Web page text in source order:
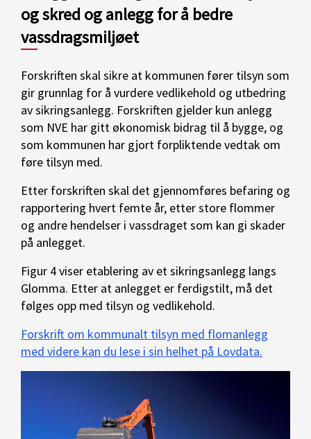
og skred og anlegg for å bedre
vassdragsmiljøet
Forskriften skal sikre at kommunen fører tilsyn som
gir grunnlag for å vurdere vedlikehold og utbedring
av sikringsanlegg. Forskriften gjelder kun anlegg
som NVE har gitt økonomisk bidrag til å bygge, og
som kommunen har gjort forpliktende vedtak om
føre tilsyn med.
Etter forskriften skal det gjennomføres befaring og
rapportering hvert femte år, etter store flommer
og andre hendelser i vassdraget som kan gi skader
på anlegget.
Figur 4 viser etablering av et sikringsanlegg langs
Glomma. Etter at anlegget er ferdigstilt, må det
følges opp med tilsyn og vedlikehold.
Forskrift om kommunalt tilsyn med flomanlegg
med videre kan du lese i sin helhet på Lovdata.